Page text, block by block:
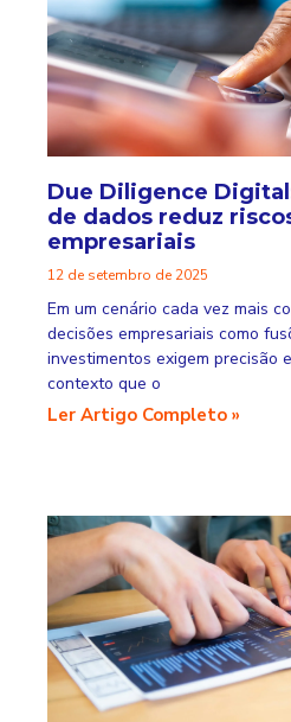
Due Diligence
de dados reduz
empresariais
12 de setembro de 2025
Em um cenário cada vez mais
decisões empresariais como
investimentos exigem precisão
contexto que o
Ler Artigo Completo »